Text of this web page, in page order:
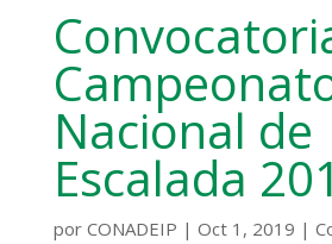
Nacional de
Escalada
por CONADEIP | Oct 1, 2019 |